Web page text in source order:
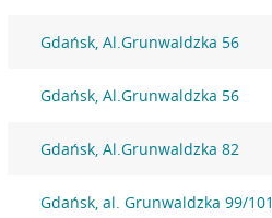
Gdańsk, Al.Grunwaldzka 56
Gdańsk, Al.Grunwaldzka 56
Gdańsk, Al.Grunwaldzka 82
Gdańsk, al. Grunwaldzka 99/101